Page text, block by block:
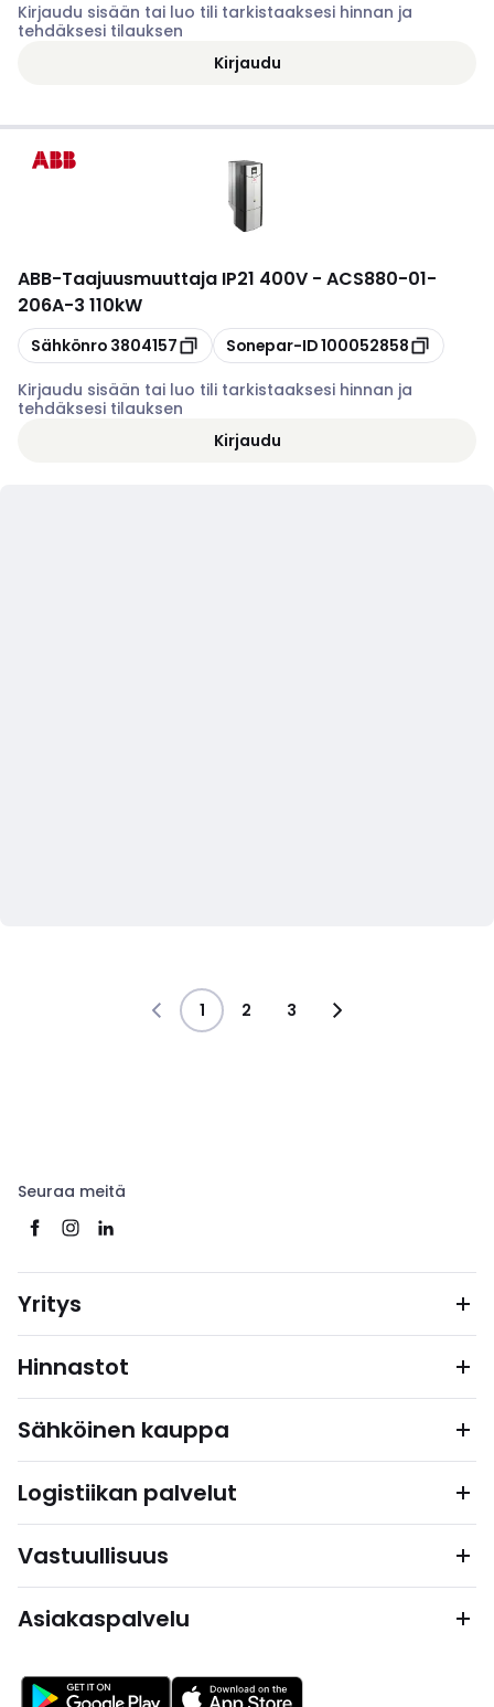
Kirjaudu sisään tai luo tili tarkistaaksesi hinnan ja
tehdäksesi tilauksen
Kirjaudu
ABB-Taajuusmuuttaja IP21 400V - ACS880-01-
206A-3 110kW
Kopioi
Sähkönro 3804157 Kopioi
Sonepar-ID100052858
Kirjaudu sisään tai luo tili tarkistaaksesi hinnan ja
tehdäksesi tilauksen
Kirjaudu
1 2 3
Seuraa meitä
Yritys
Hinnastot
Sähköinen kauppa
Logistiikan palvelut
Vastuullisuus
Asiakaspalvelu